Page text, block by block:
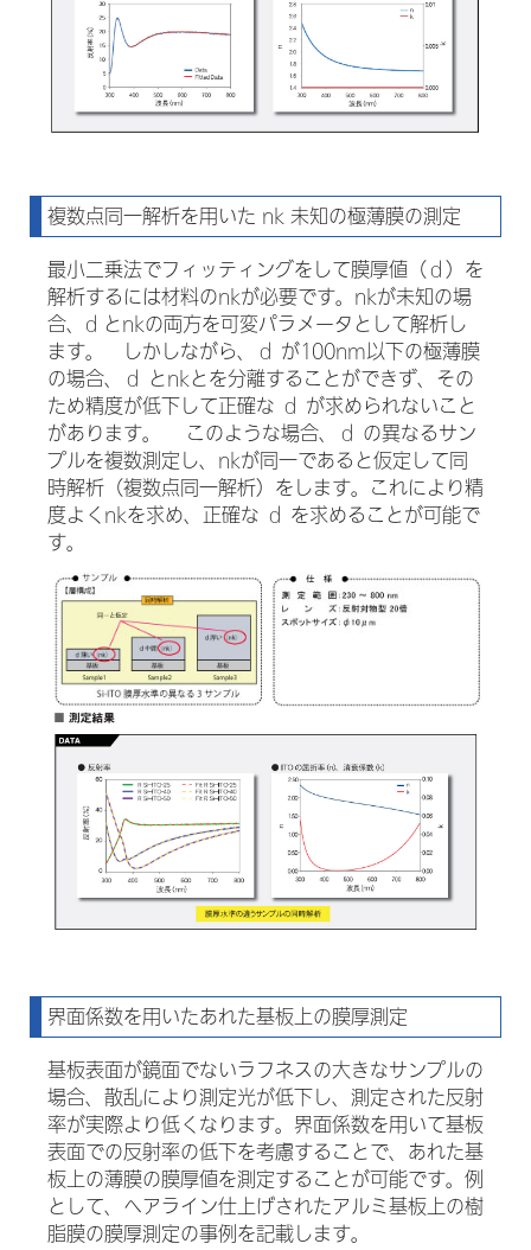
複数点同一解析を用いた nk 未知の極薄膜の測定
最小二乗法でフィッティングをして膜厚値（ｄ）を
解析するには材料のnkが必要です。nkが未知の場
合、d とnkの両方を可変パラメータとして解析し
ます。 しかしながら、ｄ が100nm以下の極薄膜
の場合、ｄ とnkとを分離することができず、その
ため精度が低下して正確な ｄ が求められないこと
があります。 このような場合、ｄ の異なるサン
プルを複数測定し、nkが同一であると仮定して同
時解析（複数点同一解析）をします。これにより精
度よくnkを求め、正確な ｄ を求めることが可能で
す。
界面係数を用いたあれた基板上の膜厚測定
基板表面が鏡面でないラフネスの大きなサンプルの
場合、散乱により測定光が低下し、測定された反射
率が実際より低くなります。界面係数を用いて基板
表面での反射率の低下を考慮することで、あれた基
板上の薄膜の膜厚値を測定することが可能です。例
として、ヘアライン仕上げされたアルミ基板上の樹
脂膜の膜厚測定の事例を記載します。